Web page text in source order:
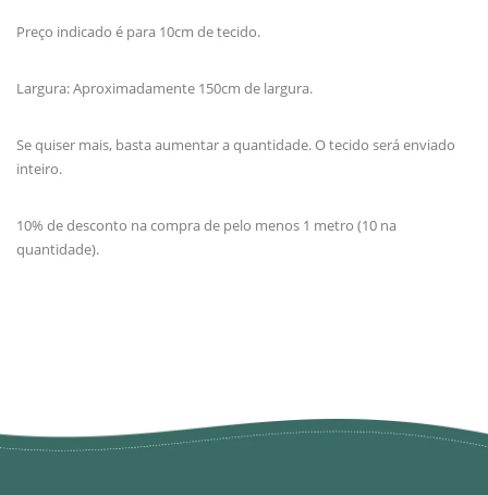
Preço indicado é para 10cm de tecido.
Largura: Aproximadamente 150cm de largura.
Se quiser mais, basta aumentar a quantidade. O tecido será enviado
inteiro.
10% de desconto na compra de pelo menos 1 metro (10 na
quantidade).